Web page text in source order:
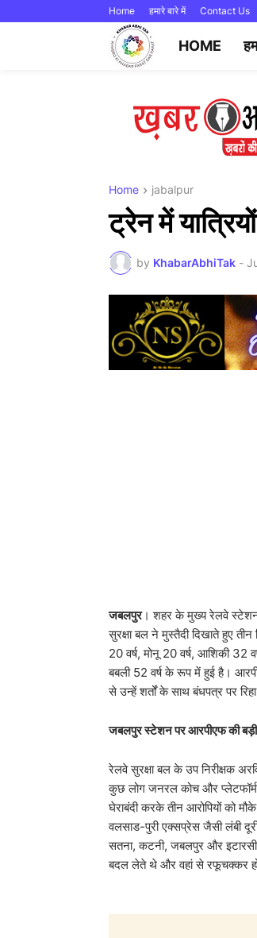
Home हमारे बारे में Contact Us
HOME
Home jabalpur
ट्रेन में
by KhabarAbhiTak -
जबलपुर। शहर के मुख्य रेलवे स्टेशन
सुरक्षा बल ने मुस्तैदी दिखाते हुए
20 वर्ष, मोनू 20 वर्ष, आशिकी 32
बबली 52 वर्ष के रूप में हुई है।
से उन्हें शर्तों के साथ बंधपत्र पर
​जबलपुर स्टेशन पर आरपीएफ की बड़ी
​रेलवे सुरक्षा बल के उप निरीक्षक
कुछ लोग जनरल कोच और प्लेटफॉर्म
घेराबंदी करके तीन आरोपियों को
वलसाड-पुरी एक्सप्रेस जैसी लंबी
सतना, कटनी, जबलपुर और
बदल लेते थे और वहां से रफूचक्कर